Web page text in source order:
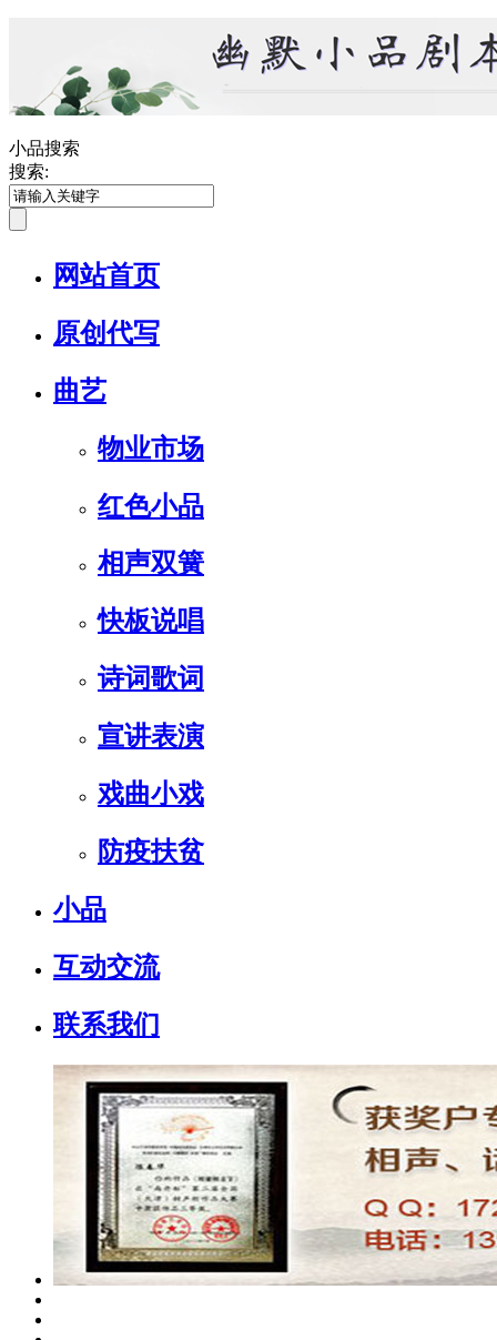
小品搜索
搜索:
网站首页
原创代写
曲艺
物业市场
红色小品
相声双簧
快板说唱
诗词歌词
宣讲表演
戏曲小戏
防疫扶贫
小品
互动交流
联系我们